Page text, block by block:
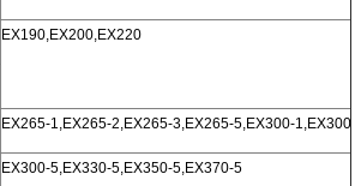
EX190,EX200,EX220
EX265-1,EX265-2,EX265-3,EX265-5,EX300-1,EX300-
EX300-5,EX330-5,EX350-5,EX370-5